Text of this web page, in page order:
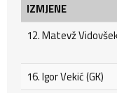
IZMJENE
12. Matevž
16. Igor Vekić (GK)